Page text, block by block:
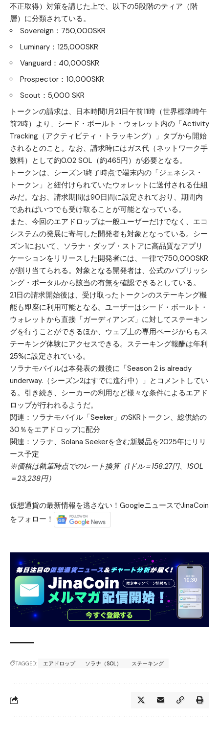
不正取得）対策を講じた上で、以下の5段階のティア（階
層）に分類されている。
Sovereign：750,000SKR
Luminary：125,000SKR
Vanguard：40,000SKR
Prospector：10,000SKR
Scout：5,000 SKR
トークンの請求は、日本時間1月21日午前11時（世界標準時午
前2時）より、シード・ボールト・ウォレット内の「Activity
Tracking（アクティビティ・トラッキング）」タブから開始
されるとのこと。なお、請求時にはガス代（ネットワーク手
数料）として約0.02 SOL（約465円）が必要となる。
トークンは、シーズン1終了時点で端末内の「ジェネシス・
トークン」と紐付けられていたウォレットに送付される仕組
みだ。なお、請求期間は90日間に設定されており、期間内
であればいつでも受け取ることが可能となっている。
また、今回のエアドロップは一般ユーザーだけでなく、エコ
システムの発展に寄与した開発者も対象となっている。シー
ズン1において、ソラナ・ダップ・ストアに高品質なアプリ
ケーションをリリースした開発者には、一律で750,000SKR
が割り当てられる。対象となる開発者は、公式のパブリッシ
ング・ポータルから該当の有無を確認できるとしている。
21日の請求開始後は、受け取ったトークンのステーキング機
能も即座に利用可能となる。ユーザーはシード・ボールト・
ウォレットから直接「ガーディアンズ」に対してステーキン
グを行うことができるほか、ウェブ上の専用ページからもス
テーキング体験にアクセスできる。ステーキング報酬は年利
25%に設定されている。
ソラナモバイルは本発表の最後に「Season 2 is already
underway.（シーズン2はすでに進行中）」とコメントしてい
る。引き続き、シーカーの利用など様々な条件によるエアド
ロップが行われるようだ。
関連： ソラナモバイル「Seeker」のSKRトークン、総供給の
30％をエアドロップに配分
関連： ソラナ、Solana Seekerを含む新製品を2025年にリリ
ース予定
※価格は執筆時点でのレート換算（1ドル＝158.27円、1SOL
＝23,238円）
仮想通貨の最新情報を逃さない！GoogleニュースでJinaCoin
をフォロー！
TAGGED: エアドロップ ソラナ（SOL） ステーキング